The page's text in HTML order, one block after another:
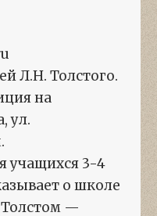
Л.Н. Толстого.
на
ул.
учащихся 3-4
о школе
Толстом —